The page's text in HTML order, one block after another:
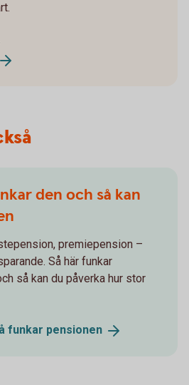
den och så kan
premiepension –
Så här funkar
så kan du påverka hur stor
funkar pensionen